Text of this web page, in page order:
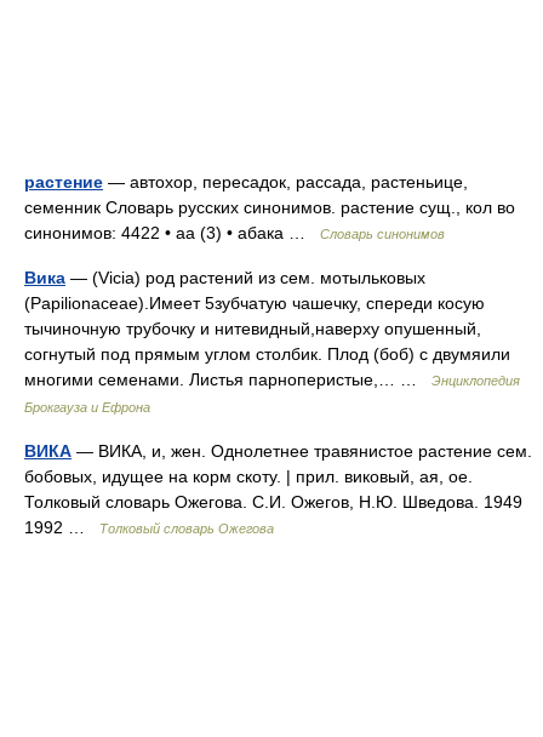
растение — автохор, пересадок, рассада, растеньице,
семенник Словарь русских синонимов. растение сущ., кол во
синонимов: 4422 • аа (3) • абака …
Словарь синонимов
Вика — (Vicia) род растений из сем. мотыльковых
(Papilionaceae).Имеет 5зубчатую чашечку, спереди косую
тычиночную трубочку и нитевидный,наверху опушенный,
согнутый под прямым углом столбик. Плод (боб) с двумяили
многими семенами. Листья парноперистые,… …
Энциклопедия
Брокгауза и Ефрона
ВИКА — ВИКА, и, жен. Однолетнее травянистое растение сем.
бобовых, идущее на корм скоту. | прил. виковый, ая, ое.
Толковый словарь Ожегова. С.И. Ожегов, Н.Ю. Шведова. 1949
1992 …
Толковый словарь Ожегова